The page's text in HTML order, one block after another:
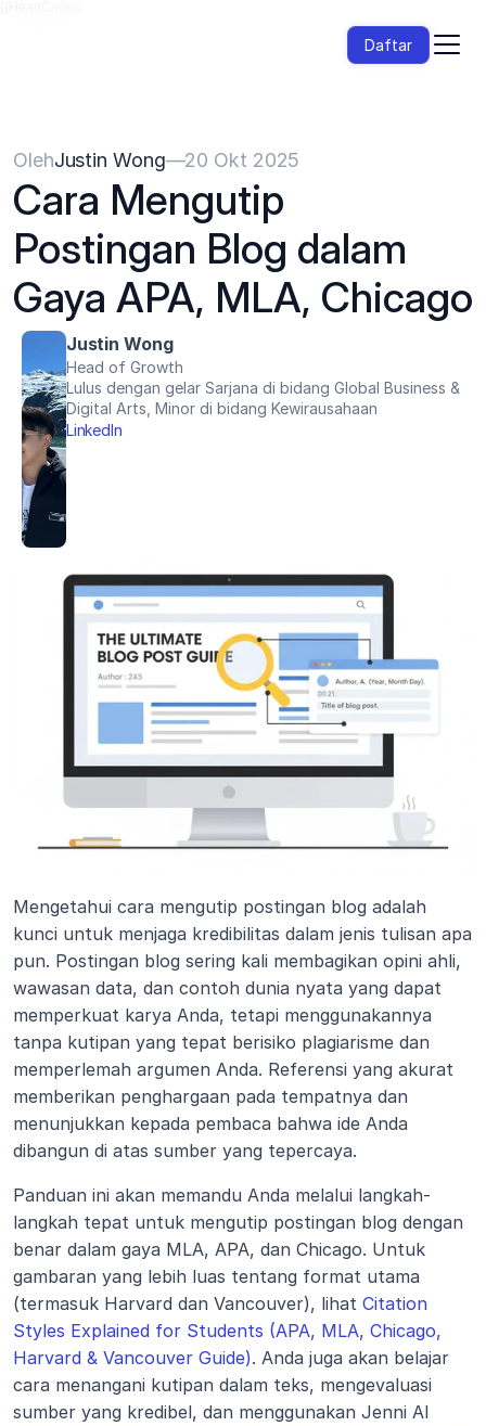
Daftar
OlehJustin Wong—20 Okt 2025
Cara Mengutip
Postingan Blog dalam
Gaya APA, MLA, Chicago
Justin Wong
Head of Growth
Lulus dengan gelar Sarjana di bidang Global Business &
Digital Arts, Minor di bidang Kewirausahaan
LinkedIn
Mengetahui cara mengutip postingan blog adalah
kunci untuk menjaga kredibilitas dalam jenis tulisan apa
pun. Postingan blog sering kali membagikan opini ahli,
wawasan data, dan contoh dunia nyata yang dapat
memperkuat karya Anda, tetapi menggunakannya
tanpa kutipan yang tepat berisiko plagiarisme dan
memperlemah argumen Anda. Referensi yang akurat
memberikan penghargaan pada tempatnya dan
menunjukkan kepada pembaca bahwa ide Anda
dibangun di atas sumber yang tepercaya.
Panduan ini akan memandu Anda melalui langkah-
langkah tepat untuk mengutip postingan blog dengan
benar dalam gaya MLA, APA, dan Chicago. Untuk
gambaran yang lebih luas tentang format utama
(termasuk Harvard dan Vancouver), lihat Citation
Styles Explained for Students (APA, MLA, Chicago,
Harvard & Vancouver Guide). Anda juga akan belajar
cara menangani kutipan dalam teks, mengevaluasi
sumber yang kredibel, dan menggunakan Jenni AI